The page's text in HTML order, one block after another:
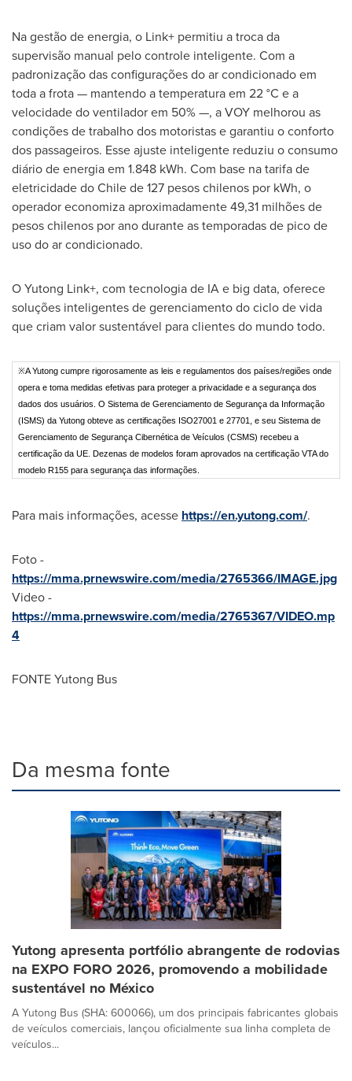
Na gestão de energia, o Link+ permitiu a troca da
supervisão manual pelo controle inteligente. Com a
padronização das configurações do ar condicionado em
toda a frota — mantendo a temperatura em 22 °C e a
velocidade do ventilador em 50% —, a VOY melhorou as
condições de trabalho dos motoristas e garantiu o conforto
dos passageiros. Esse ajuste inteligente reduziu o consumo
diário de energia em 1.848 kWh. Com base na tarifa de
eletricidade doChilede127 pesoschilenos por kWh, o
operador economiza aproximadamente 49,31 milhões de
pesos chilenos por ano durante as temporadas de pico de
uso do ar condicionado.
O Yutong Link+, com tecnologia de IA e big data, oferece
soluções inteligentes de gerenciamento do ciclo de vida
que criam valor sustentável para clientes do mundo todo.
※A Yutong cumpre rigorosamente as leis e regulamentos dos países/regiões onde
opera e toma medidas efetivas para proteger a privacidade e a segurança dos
dados dos usuários. O Sistema de Gerenciamento de Segurança da Informação
(ISMS) da Yutong obteve as certificações ISO27001 e 27701, e seu Sistema de
Gerenciamento de Segurança Cibernética de Veículos (CSMS) recebeu a
certificação da UE. Dezenas de modelos foram aprovados na certificação VTA do
modelo R155 para segurança das informações.
Para mais informações, acesse https://en.yutong.com/.
Foto -
https://mma.prnewswire.com/media/2765366/IMAGE.jpg
Video -
https://mma.prnewswire.com/media/2765367/VIDEO.mp
4
FONTE Yutong Bus
Da mesma fonte
Yutong apresenta portfólio abrangente de rodovias
na EXPO FORO 2026, promovendo a mobilidade
sustentável no México
A Yutong Bus (SHA: 600066), um dos principais fabricantes globais
de veículos comerciais, lançou oficialmente sua linha completa de
veículos...